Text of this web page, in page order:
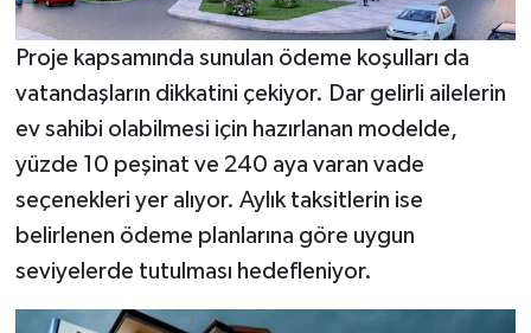
Proje kapsamında sunulan ödeme koşulları da
vatandaşların dikkatini çekiyor. Dar gelirli ailelerin
ev sahibi olabilmesi için hazırlanan modelde,
yüzde 10 peşinat ve 240 aya varan vade
seçenekleri yer alıyor. Aylık taksitlerin ise
belirlenen ödeme planlarına göre uygun
seviyelerde tutulması hedefleniyor.